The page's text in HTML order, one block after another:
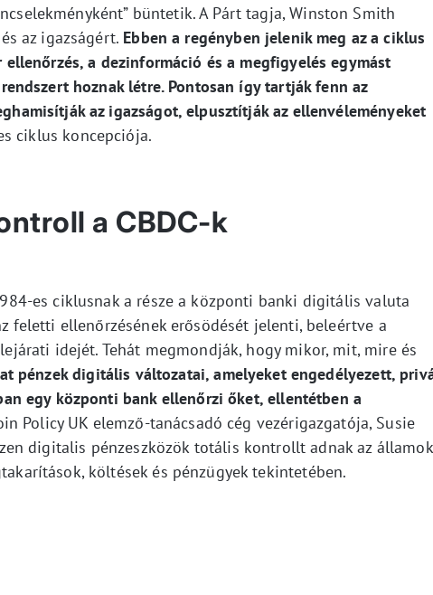
büntetik. A Párt tagja, Winston Smith
az igazságért. Ebben a regényben jelenik meg az a ciklus
a dezinformáció és a megfigyelés egymást
hoznak létre. Pontosan így tartják fenn az
az igazságot, elpusztítják az ellenvéleményeket
ciklus koncepciója.
a CBDC-k
es ciklusnak a része a központi banki digitális valuta
feletti ellenőrzésének erősödését jelenti, beleértve a
idejét. Tehát megmondják, hogy mikor, mit, mire és
pénzek digitális változatai, amelyeket engedélyezett,
egy központi bank ellenőrzi őket, ellentétben a
Policy UK elemző-tanácsadó cég vezérigazgatója, Susie
digitalis pénzeszközök totális kontrollt adnak az államok
költések és pénzügyek tekintetében.